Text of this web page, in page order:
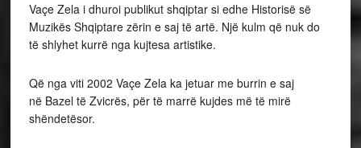
Vaçe Zela i dhuroi publikut shqiptar si edhe Historisë së
Muzikës Shqiptare zërin e saj të artë. Një kulm që nuk do
të shlyhet kurrë nga kujtesa artistike.
Që nga viti 2002 Vaçe Zela ka jetuar me burrin e saj
në Bazeltë Zvicrës, për të marrë kujdes më të mirë
shëndetësor.